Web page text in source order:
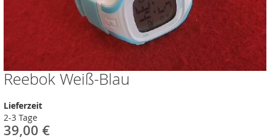
Reebok Weiß-Blau
Lieferzeit
2-3 Tage
39,00 €
Zum
Anfang
der
Bildergalerie
springen